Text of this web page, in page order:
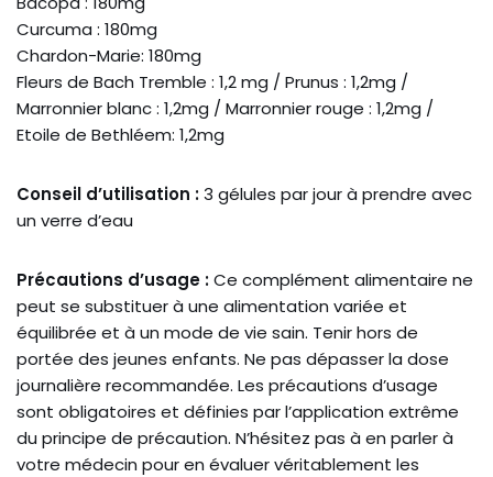
Curcuma : 180mg
Chardon-Marie: 180mg
Fleurs de Bach Tremble : 1,2 mg / Prunus : 1,2mg /
Marronnier blanc : 1,2mg / Marronnier rouge : 1,2mg /
Etoile de Bethléem: 1,2mg
Conseil d’utilisation :3 gélules par jour à prendre avec
un verre d’eau
Précautions d’usage :Ce complément alimentaire ne
peut se substituer à une alimentation variée et
équilibrée et à un mode de vie sain. Tenir hors de
portée des jeunes enfants. Ne pas dépasser la dose
journalière recommandée. Les précautions d’usage
sont obligatoires et définies par l’application extrême
du principe de précaution. N’hésitez pas à en parler à
votre médecin pour en évaluer véritablement les